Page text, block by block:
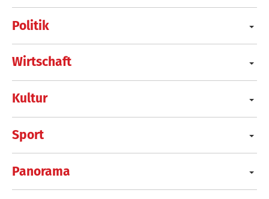
Politik
Wirtschaft
Kultur
Sport
Panorama